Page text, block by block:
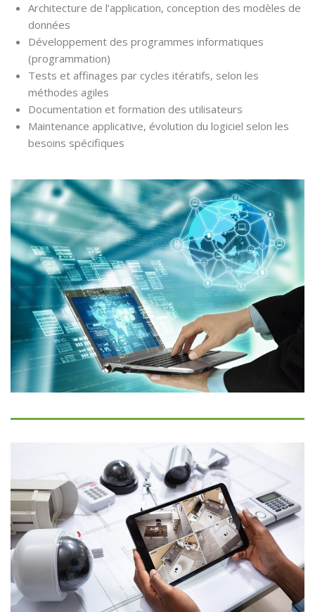
Architecture de l’application, conception des modèles de
données
Développement des programmes informatiques
(programmation)
Tests et affinages par cycles itératifs, selon les
méthodes agiles
Documentation et formation des utilisateurs
Maintenance applicative, évolution du logiciel selon les
besoins spécifiques